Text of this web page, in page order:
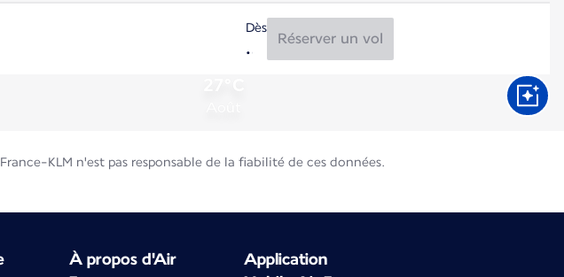
Dès
Réserver un vol
KLM n'est pas responsable de la fiabilité de ces données.
À propos d'Air
Application